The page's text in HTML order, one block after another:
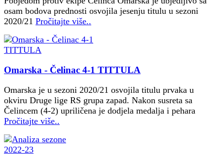
osam bodova prednosti osvojila jesenju titulu u sezoni
2020/21 Pročitajte više..
Omarska - Čelinac 4-1 TITTULA
Omarska je u sezoni 2020/21 osvojila titulu prvaka u
okviru Druge lige RS grupa zapad. Nakon susreta sa
Čelincem (4-2) upriličena je dodjela medalja i pehara
Pročitajte više..